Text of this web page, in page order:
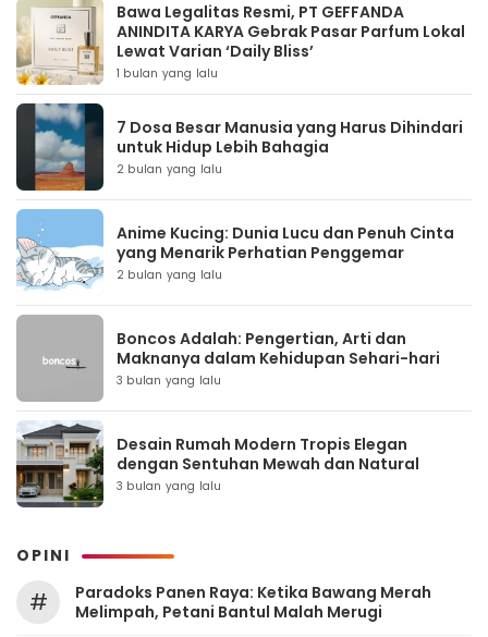
Bawa Legalitas Resmi, PT GEFFANDA
ANINDITA KARYA Gebrak Pasar Parfum Lokal
Lewat Varian ‘Daily Bliss’
1 bulan yang lalu
7 Dosa Besar Manusia yang Harus Dihindari
untuk Hidup Lebih Bahagia
2 bulan yang lalu
Anime Kucing: Dunia Lucu dan Penuh Cinta
yang Menarik Perhatian Penggemar
2 bulan yang lalu
Boncos Adalah: Pengertian, Arti dan
Maknanya dalam Kehidupan Sehari-hari
3 bulan yang lalu
Desain Rumah Modern Tropis Elegan
dengan Sentuhan Mewah dan Natural
3 bulan yang lalu
OPINI
#
Paradoks Panen Raya: Ketika Bawang Merah
Melimpah, Petani Bantul Malah Merugi